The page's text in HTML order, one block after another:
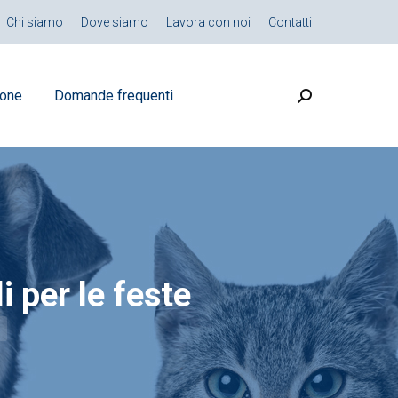
Chi siamo Dove siamo Lavora con noi Contatti
Domande frequenti Search:
per le feste